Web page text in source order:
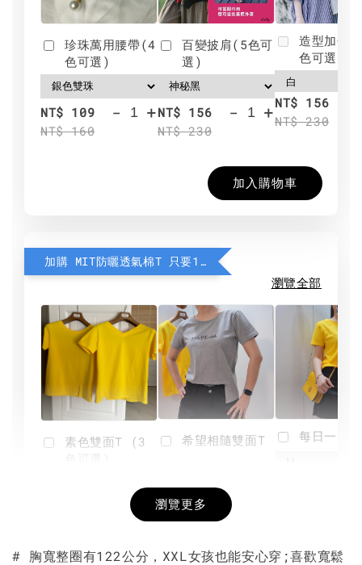
珍珠萬用腰帶(4
色可選)
NT$ 109
NT$ 160
- +
百變披肩(5色可
選)
NT$ 156
NT$ 230
- +
造型加分
色可選)
NT$ 156
NT$ 230
加入購物車
加購 MIT防曬透氣棉T 只要190元
瀏覽全部
素色雙面T (3
+
希望相隨雙面T
NT$ 190
-
每日一笑
瀏覽更多
# 胸寬整圈有122公分，XXL女孩也能安心穿;喜歡寬鬆